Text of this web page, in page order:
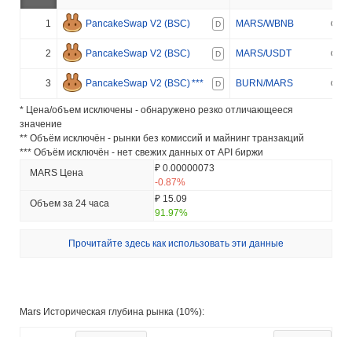
1 PancakeSwap V2 (BSC) D MARS/WBNB
2 PancakeSwap V2 (BSC) D MARS/USDT
3 PancakeSwap V2 (BSC)*** D BURN/MARS
* Цена/объем исключены - обнаружено резко отличающееся
значение
** Объём исключён - рынки без комиссий и майнинг транзакций
*** Объём исключён - нет свежих данных от API биржи
MARS Цена
₽ 0.00000073
-0.87%
Объем за 24 часа
₽ 15.09
91.97%
Прочитайте здесь как использовать эти данные
Mars Историческая глубина рынка (10%):